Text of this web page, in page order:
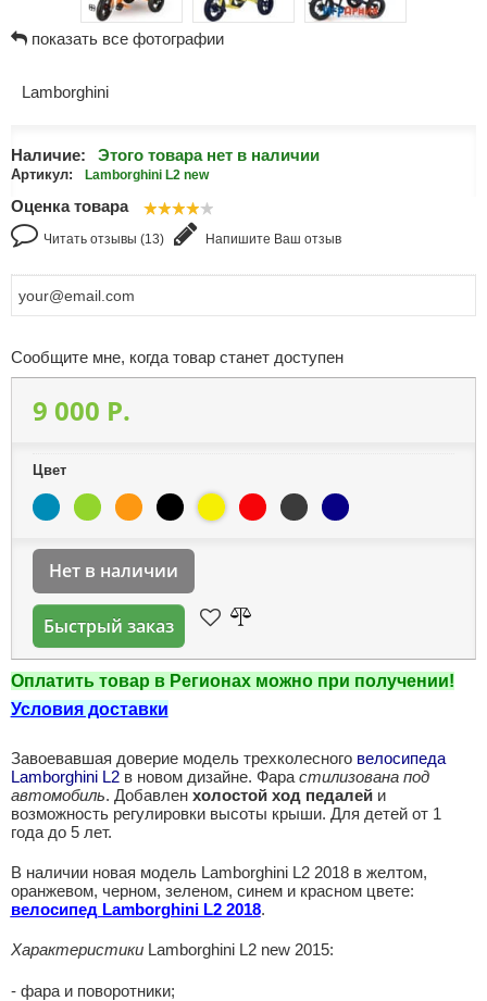
показать все фотографии
Lamborghini
Наличие: Этого товара нет в наличии
Артикул: Lamborghini L2 new
Оценка товара
Читать отзывы (13) Напишите Ваш отзыв
Сообщите мне, когда товар станет доступен
9 000 P.
Цвет
Нет в наличии
Быстрый заказ
Оплатить товар в Регионах можно при получении!
Условия доставки
Завоевавшая доверие модель трехколесного велосипеда
Lamborghini L2в новом дизайне. Фара стилизована под
автомобиль. Добавлен холостой ход педалейи
возможность регулировки высоты крыши. Для детей от 1
года до 5 лет.
В наличии новая модель Lamborghini L2 2018 в желтом,
оранжевом, черном, зеленом, синем и красном цвете:
велосипед Lamborghini L2 2018.
ХарактеристикиLamborghini L2 new 2015:
- фара и поворотники;